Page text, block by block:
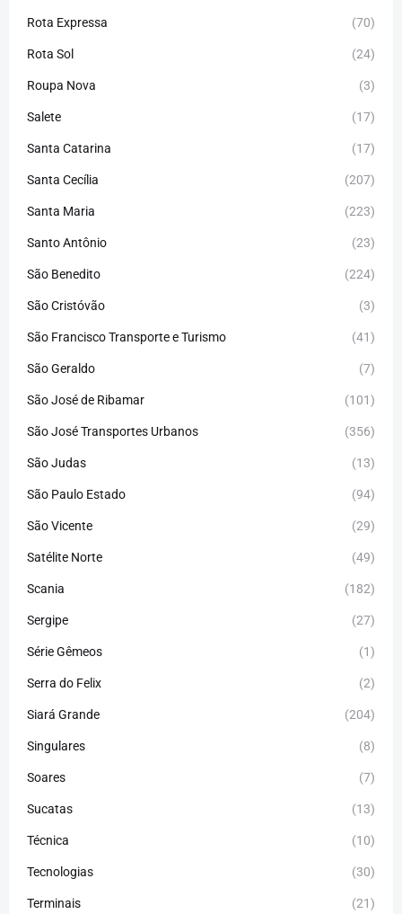
Rota Expressa (70)
Rota Sol (24)
Roupa Nova (3)
Salete (17)
Santa Catarina (17)
Santa Cecília (207)
Santa Maria (223)
Santo Antônio (23)
São Benedito (224)
São Cristóvão (3)
São Francisco Transporte e Turismo (41)
São Geraldo (7)
São José de Ribamar (101)
São José Transportes Urbanos (356)
São Judas (13)
São Paulo Estado (94)
São Vicente (29)
Satélite Norte (49)
Scania (182)
Sergipe (27)
Série Gêmeos (1)
Serra do Felix (2)
Siará Grande (204)
Singulares (8)
Soares (7)
Sucatas (13)
Técnica (10)
Tecnologias (30)
Terminais (21)